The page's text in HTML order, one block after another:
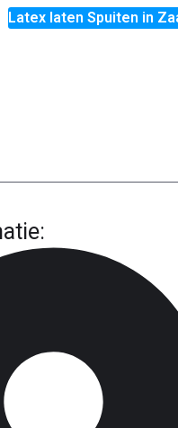
Latex laten Spuiten in